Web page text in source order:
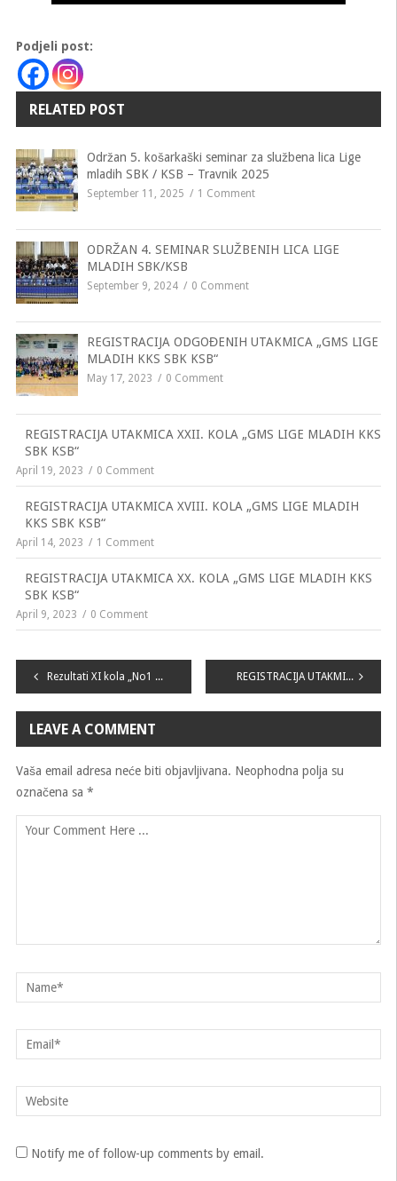
Podjeli post:
RELATED POST
Održan 5. košarkaški seminar za službena lica Lige
mladih SBK / KSB – Travnik 2025
September 11, 2025 1 Comment
ODRŽAN 4. SEMINAR SLUŽBENIH LICA LIGE
MLADIH SBK/KSB
September 9, 2024 0 Comment
REGISTRACIJA ODGOĐENIH UTAKMICA „GMS LIGE
MLADIH KKS SBK KSB“
May 17, 2023 0 Comment
REGISTRACIJA UTAKMICA XXII. KOLA „GMS LIGE MLADIH KKS
SBK KSB“
April 19, 2023 0 Comment
REGISTRACIJA UTAKMICA XVIII. KOLA „GMS LIGE MLADIH
KKS SBK KSB“
April 14, 2023 1 Comment
REGISTRACIJA UTAKMICA XX. KOLA „GMS LIGE MLADIH KKS
SBK KSB“
April 9, 2023 0 Comment
Navigacija
članaka
Rezultati XI kola „No1 LIGE MLADIH KKS SBK KSB“ REGISTRACIJA UTAKMICA II. KOLA „No1 LIGE MLADIH KKS SBK KSB“
LEAVE A COMMENT
Vaša email adresa neće biti objavljivana. Neophodna polja su
označena sa *
Notify me of follow-up comments by email.